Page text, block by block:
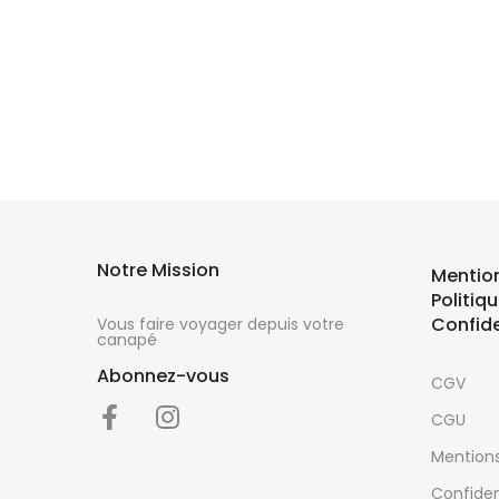
Notre Mission
Vous faire voyager depuis votre
canapé
Abonnez-vous
CGV
CGU